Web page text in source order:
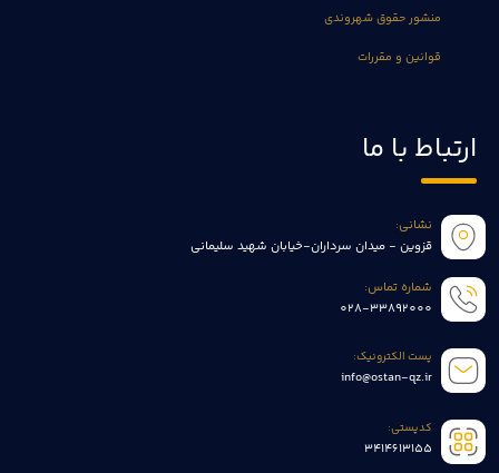
منشور حقوق شهروندی
قوانین و مقررات
ارتباط با ما
نشانی:
قزوین - میدان سرداران-خیابان شهید سلیمانی
شماره تماس:
028-33892000
پست الکترونیک:
info@ostan-qz.ir
کدپستی:
3414613155